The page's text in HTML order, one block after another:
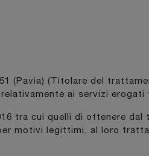
(Pavia) (Titolare del
ai servizi erogati
tra cui quelli di ottenere dal
motivi legittimi, al loro